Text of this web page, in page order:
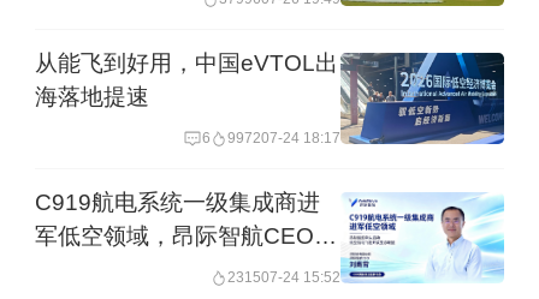
成果，推出低空经济基础设施建设的新
技术、新产品、新模式，让低空经济惠
生服务等更多领域。
国家会展中心（上海）有限责任公司总
从能飞到好用，中国eVTOL出
海落地提速
6 997207-24 18:17
C919航电系统一级集成商进
军低空领域，昂际智航CEO这
231507-24 15:52